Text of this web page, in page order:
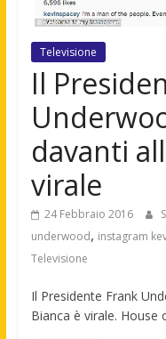
Televisione
Il
davanti
virale
24 Febbraio 2016
underwood, instagram
Televisione
Il Presidente Frank
Bianca è virale. House